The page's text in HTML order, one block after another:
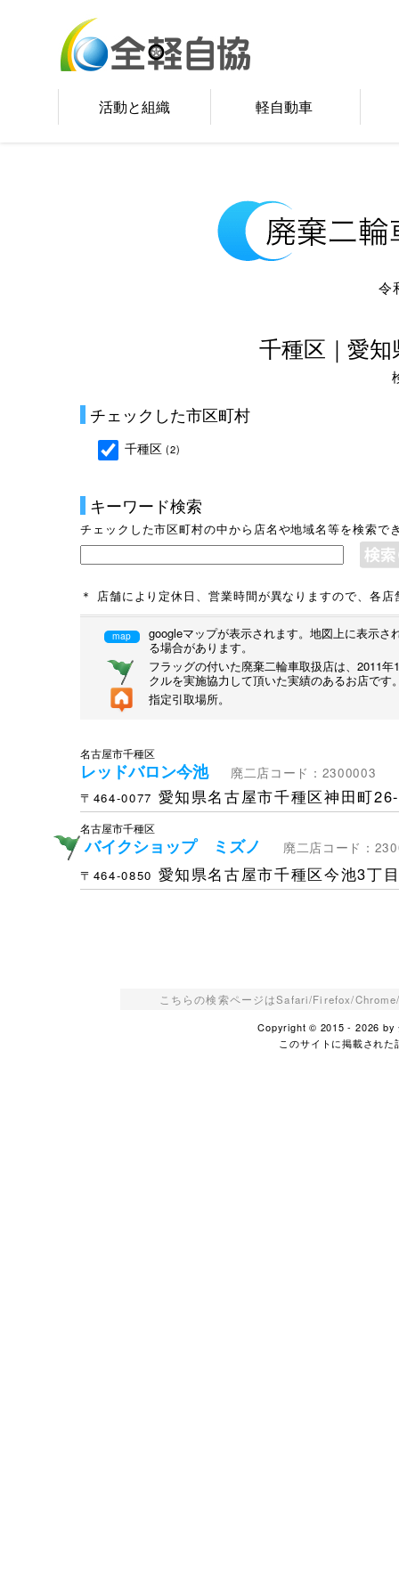
活動と組織 軽自動車
令
千種区｜愛
チェックした市区町村
千種区 (2)
キーワード検索
チェックした市区町村の中から店名や地域名等を検索で
＊ 店舗により定休日、営業時間が異なりますので、各
map
googleマップが表示されます。地図上に表示
る場合があります。
フラッグの付いた廃棄二輪車取扱店は、2011
クルを実施協力して頂いた実績のあるお店です
指定引取場所。
名古屋市千種区
レッドバロン今池
廃二店コード：2300003
〒464-0077 愛知県名古屋市千種区神田町
名古屋市千種区
バイクショップ ミズノ
廃二店コード：
〒464-0850 愛知県名古屋市千種区今池3丁
こちらの検索ページはSafari/Firefox/
Copyright © 2015 - 2026 by
このサイトに掲載され